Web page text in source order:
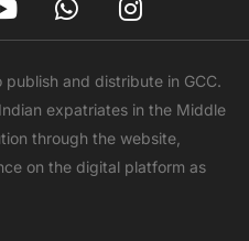
o
u
t
u
b
e
h
a
t
s
a
p
p
n
s
t
a
g
r
a
and distribute in GCC.
expatriates in the Middle
through the website,
on the digital platform as